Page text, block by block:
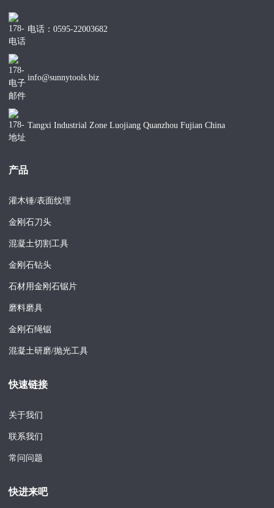
电话：0595-22003682
info@sunnytools.biz
Tangxi Industrial Zone Luojiang Quanzhou Fujian China
产品
灌木锤/表面纹理
金刚石刀头
混凝土切割工具
金刚石钻头
石材用金刚石锯片
磨料磨具
金刚石绳锯
混凝土研磨/抛光工具
快速链接
关于我们
联系我们
常问问题
快进来吧